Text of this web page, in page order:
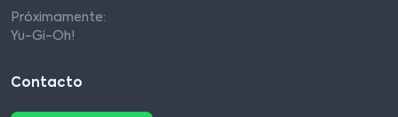
Próximamente:
Yu-Gi-Oh!
Contacto